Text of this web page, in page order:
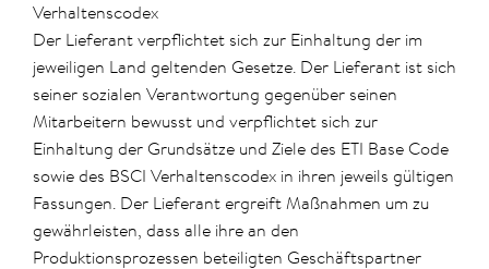
Verhaltenscodex
Der Lieferant verpflichtet sich zur Einhaltung der im
jeweiligen Land geltenden Gesetze. Der Lieferant ist sich
seiner sozialen Verantwortung gegenüber seinen
Mitarbeitern bewusst und verpflichtet sich zur
Einhaltung der Grundsätze und Ziele des ETI Base Code
sowie des BSCI Verhaltenscodex in ihren jeweils gültigen
Fassungen. Der Lieferant ergreift Maßnahmen um zu
gewährleisten, dass alle ihre an den
Produktionsprozessen beteiligten Geschäftspartner